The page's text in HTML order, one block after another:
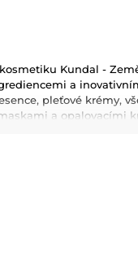
Kundal -
a
pleťové
a opalovacími
patří šnečí